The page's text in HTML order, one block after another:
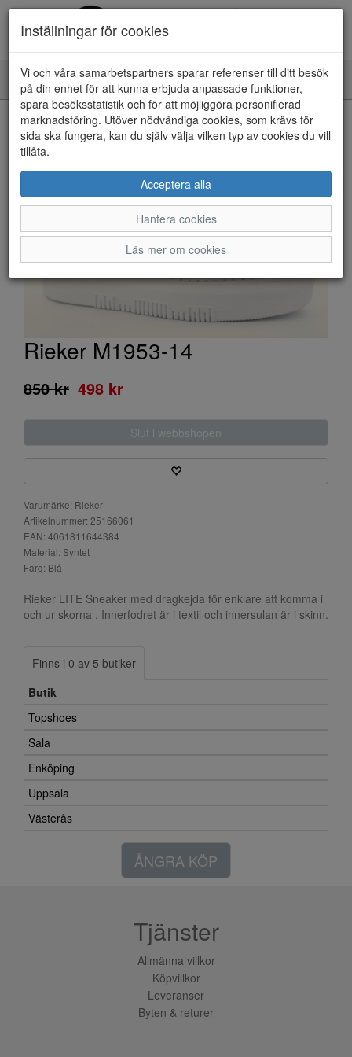
Toggle
navigation
HEM
Rieker M1953-14
850 kr 498 kr
Slut i webbshopen
Varumärke: Rieker
Artikelnummer: 25166061
EAN: 4061811644384
Material: Syntet
Färg: Blå
Rieker LITE Sneaker med dragkejda för enklare att komma i
och ur skorna . Innerfodret är i textil och innersulan är i skinn.
Finns i 0 av 5 butiker
Butik
Topshoes
Sala
Enköping
Uppsala
Västerås
ÅNGRA KÖP
Inställningar för cookies
Vi och våra samarbetspartners sparar referenser till ditt besök
på din enhet för att kunna erbjuda anpassade funktioner,
spara besöksstatistik och för att möjliggöra personifierad
marknadsföring. Utöver nödvändiga cookies, som krävs för
sida ska fungera, kan du själv välja vilken typ av cookies du vill
tillåta.
Acceptera alla
Hantera cookies
Läs mer om cookies
Tjänster
Allmänna villkor
Köpvillkor
Leveranser
Byten & returer